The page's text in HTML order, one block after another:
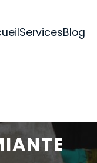
ServicesBlog